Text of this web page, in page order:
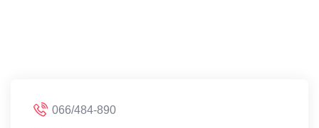
066/484-890